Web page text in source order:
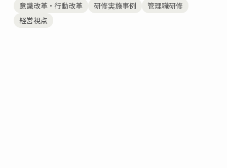
意識改革・行動改革
研修実施事例
管理職研修
経営視点